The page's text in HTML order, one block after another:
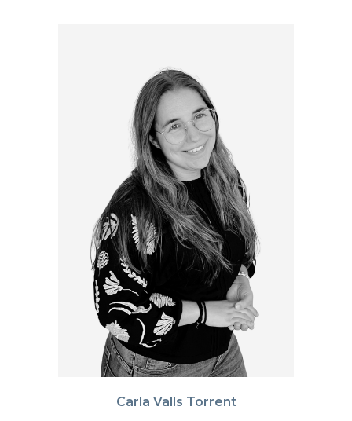
Carla Valls Torrent